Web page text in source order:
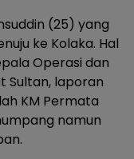
(25) yang
ke Kolaka. Hal
Operasi dan
Sultan, laporan
KM Permata
namun